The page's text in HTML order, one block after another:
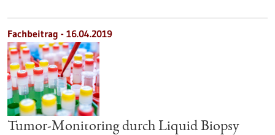
Fachbeitrag - 16.04.2019
Tumor-Monitoring durch Liquid Biopsy